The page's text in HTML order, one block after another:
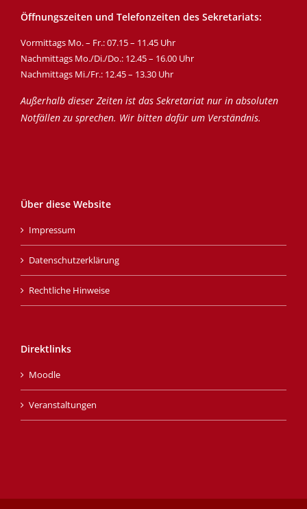
Öffnungszeiten und Telefonzeiten des Sekretariats:
Vormittags Mo. – Fr.: 07.15 – 11.45 Uhr
Nachmittags Mo./Di./Do.: 12.45 – 16.00 Uhr
Nachmittags Mi./Fr.: 12.45 – 13.30 Uhr
Außerhalb dieser Zeiten ist das Sekretariat nur in absoluten
Notfällen zu sprechen. Wir bitten dafür um Verständnis.
Über diese Website
Impressum
Datenschutzerklärung
Rechtliche Hinweise
Direktlinks
Moodle
Veranstaltungen